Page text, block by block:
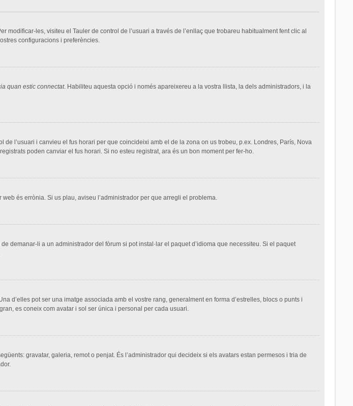
les, visiteu el Tauler de control de l’usuari a través de l’enllaç que trobareu habitualment fent clic al
configuracions i preferències.
quan estic connectat. Habiliteu aquesta opció i només apareixereu a la vostra llista, la dels administradors, i la
l’usuari i canvieu el fus horari per que coincideixi amb el de la zona on us trobeu, p.ex. Londres, París, Nova
poden canviar el fus horari. Si no esteu registrat, ara és un bon moment per fer-ho.
és errònia. Si us plau, aviseu l’administrador per que arregli el problema.
demanar-li a un administrador del fòrum si pot instal·lar el paquet d’idioma que necessiteu. Si el paquet
d’elles pot ser una imatge associada amb el vostre rang, generalment en forma d’estrelles, blocs o punts i
es coneix com avatar i sol ser única i personal per cada usuari.
gravatar, galeria, remot o penjat. És l’administrador qui decideix si els avatars estan permesos i tria de